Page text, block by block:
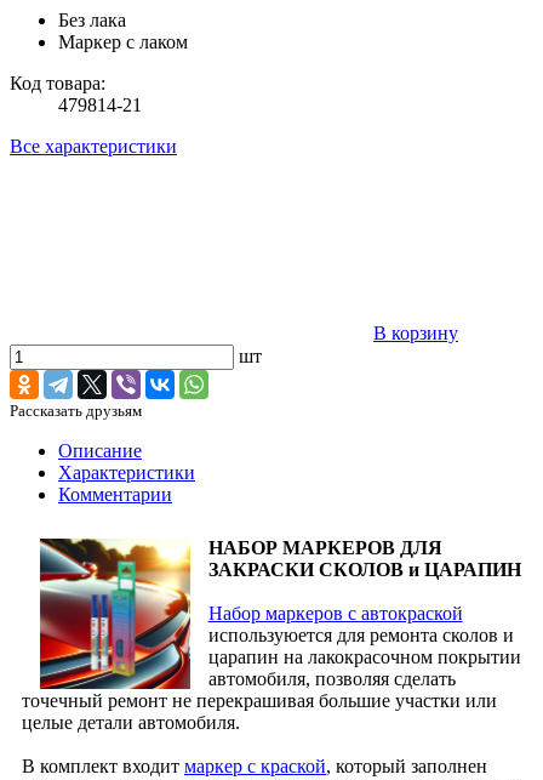
Без лака
Маркер с лаком
Код товара:
479814-21
Все характеристики
В корзину
шт
Рассказать друзьям
Описание
Характеристики
Комментарии
НАБОР МАРКЕРОВ ДЛЯ
ЗАКРАСКИ СКОЛОВ и ЦАРАПИН
Набор маркеров с автокраской
используюется для ремонта сколов и
царапин на лакокрасочном покрытии
автомобиля, позволяя сделать
точечный ремонт не перекрашивая большие участки или
целые детали автомобиля.
В комплект входит маркер с краской, который заполнен